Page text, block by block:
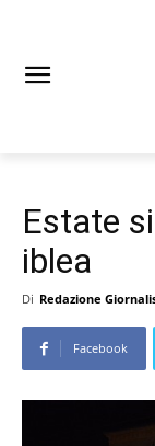
Estate
iblea
Di Redazione
Facebook